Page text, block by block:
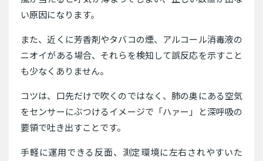
い原因になります。
また、近くに芳香剤やタバコの煙、アルコール消毒液の
ニオイがある場合、それらを検知して誤反応を示すこと
も少なくありません。
コツは、口先だけで吹くのではなく、肺の奥にある空気
をセンサーにぶつけるイメージで「ハァー」と深呼吸の
要領で吐き出すことです。
手軽に運用できる反面、測定環境に左右されやすいた